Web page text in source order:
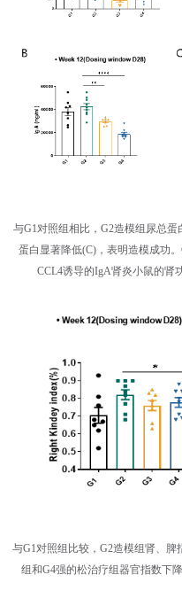
与G1对照组相比，G2造模组尿总
蛋白显著降低(C)，表明造模成功
CCL4诱导的IgA肾炎小鼠的肾
与G1对照组比较，G2造模组肾、
组和G4强的松治疗组器官指数下